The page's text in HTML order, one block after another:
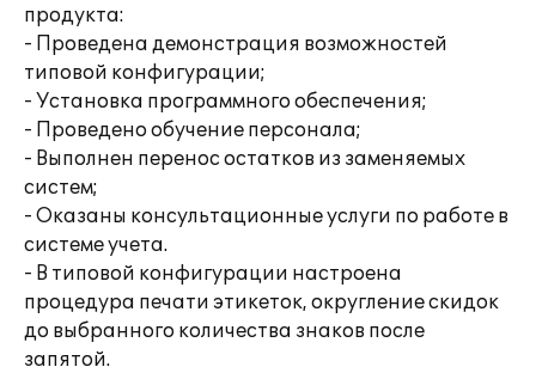
продукта:
- Проведена демонстрация возможностей
типовой конфигурации;
- Установка программного обеспечения;
- Проведено обучение персонала;
- Выполнен перенос остатков из заменяемых
систем;
- Оказаны консультационные услуги по работе в
системе учета.
- В типовой конфигурации настроена
процедура печати этикеток, округление скидок
до выбранного количества знаков после
запятой.